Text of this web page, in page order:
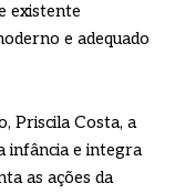
existente
e adequado
Priscila Costa, a
infância e integra
as ações da